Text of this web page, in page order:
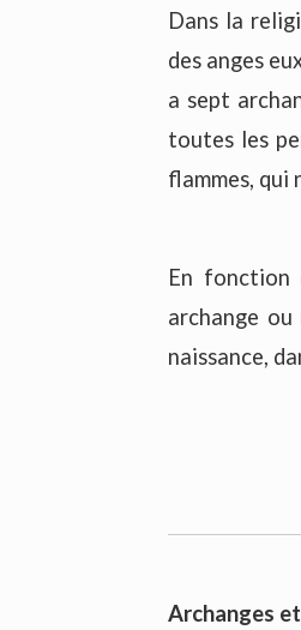
Dans la
des anges
a sept
toutes les
flammes,
En fonction
archange
naissance,
Archanges